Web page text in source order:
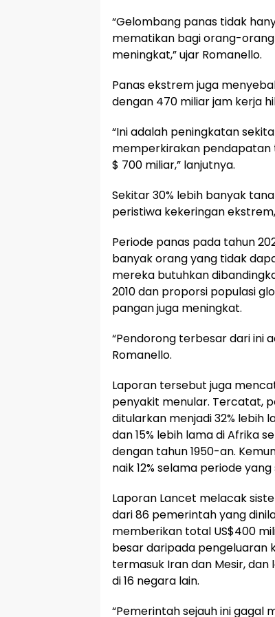
“Gelombang panas tidak
mematikan bagi orang-
meningkat,” ujar Romanello.
Panas ekstrem juga
dengan 470 miliar jam kerja
“Ini adalah peningkatan
memperkirakan pendapatan
$ 700 miliar,” lanjutnya.
Sekitar 30% lebih banyak
peristiwa kekeringan
Periode panas pada tahun
banyak orang yang tidak
mereka butuhkan
2010 dan proporsi populasi
pangan juga meningkat.
“Pendorong terbesar dari ini
Romanello.
Laporan tersebut juga
penyakit menular. Tercatat,
ditularkan menjadi 32% lebih
dan 15% lebih lama di Afrika
dengan tahun 1950-an.
naik 12% selama periode yang
Laporan Lancet melacak
dari 86 pemerintah yang
memberikan total US$400
besar daripada pengeluaran
termasuk Iran dan Mesir,
di 16 negara lain.
“Pemerintah sejauh ini gagal